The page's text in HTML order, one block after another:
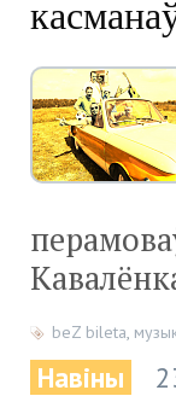
beZ bileta
Навіны